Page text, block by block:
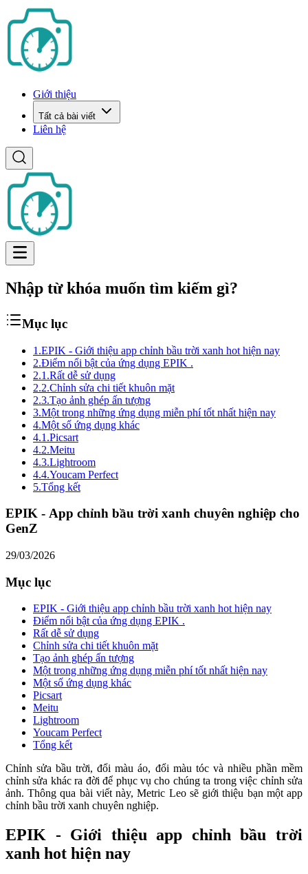
Giới thiệu
Tất cả bài viết
Liên hệ
Nhập từ khóa muốn tìm kiếm gì?
Mục lục
1.EPIK - Giới thiệu app chỉnh bầu trời xanh hot hiện nay
2.Điểm nổi bật của ứng dụng EPIK .
2.1.Rất dễ sử dụng
2.2.Chỉnh sửa chi tiết khuôn mặt
2.3.Tạo ảnh ghép ấn tượng
3.Một trong những ứng dụng miễn phí tốt nhất hiện nay
4.Một số ứng dụng khác
4.1.Picsart
4.2.Meitu
4.3.Lightroom
4.4.Youcam Perfect
5.Tổng kết
EPIK - App chỉnh bầu trời xanh chuyên nghiệp cho
GenZ
29/03/2026
Mục lục
EPIK - Giới thiệu app chỉnh bầu trời xanh hot hiện nay
Điểm nổi bật của ứng dụng EPIK .
Rất dễ sử dụng
Chỉnh sửa chi tiết khuôn mặt
Tạo ảnh ghép ấn tượng
Một trong những ứng dụng miễn phí tốt nhất hiện nay
Một số ứng dụng khác
Picsart
Meitu
Lightroom
Youcam Perfect
Tổng kết
Chỉnh sửa bầu trời, đổi màu áo, đổi màu tóc và nhiều phần mềm
chỉnh sửa khác ra đời để phục vụ cho chúng ta trong việc chỉnh sửa
ảnh. Thông qua bài viết này, Metric Leo sẽ giới thiệu bạn một app
chỉnh bầu trời xanh chuyên nghiệp.
EPIK - Giới thiệu app chỉnh bầu trời
xanh hot hiện nay